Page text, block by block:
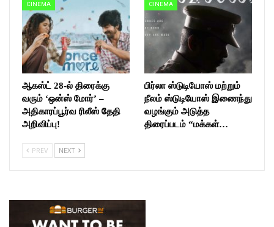
CINEMA
ஆகஸ்ட் 28-ல் திரைக்கு
வரும் ‘ஒன்ஸ் மோர்’ –
அதிகாரப்பூர்வ ரிலீஸ் தேதி
அறிவிப்பு!
CINEMA
பிர்லா ஸ்டுடியோஸ் மற்றும்
நீலம் ஸ்டுடியோஸ் இணைந்து
வழங்கும் அடுத்த
திரைப்படம் “மக்கள்…
PREV NEXT